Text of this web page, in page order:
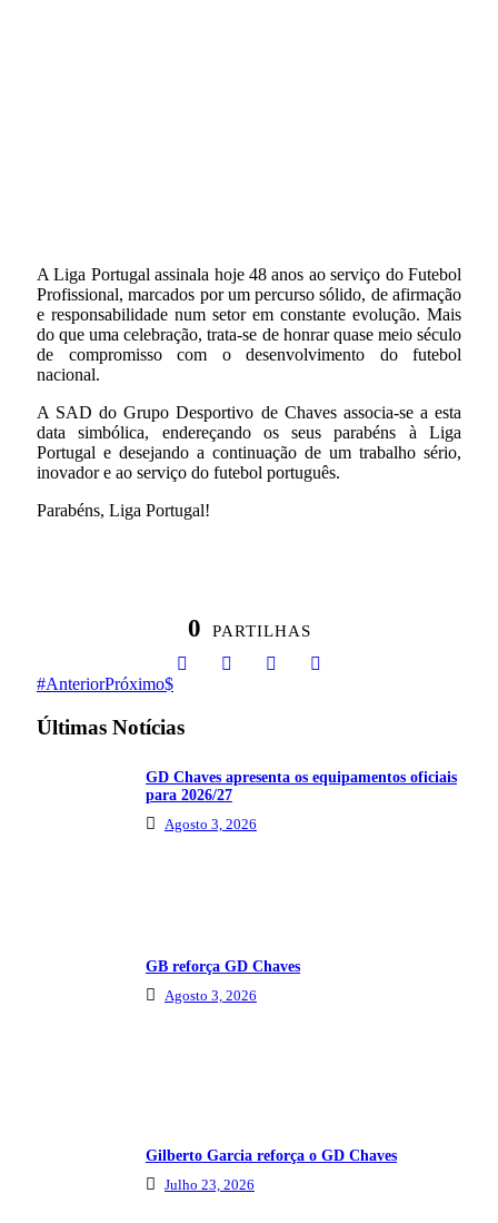
A Liga Portugal assinala hoje 48 anos ao serviço do Futebol
Profissional, marcados por um percurso sólido, de afirmação
e responsabilidade num setor em constante evolução. Mais
do que uma celebração, trata-se de honrar quase meio século
de compromisso com o desenvolvimento do futebol
nacional.
A SAD do Grupo Desportivo de Chaves associa-se a esta
data simbólica, endereçando os seus parabéns à Liga
Portugal e desejando a continuação de um trabalho sério,
inovador e ao serviço do futebol português.
Parabéns, Liga Portugal!
0 PARTILHAS
AnteriorPróximo
Últimas Notícias
GD Chaves apresenta os equipamentos oficiais
para 2026/27
Agosto 3, 2026
GB reforça GD Chaves
Agosto 3, 2026
Gilberto Garcia reforça o GD Chaves
Julho 23, 2026